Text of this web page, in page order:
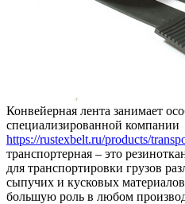
Конвейерная лента занимает
специализированной компании
https://rustexbelt.ru/products/
транспортерная – это
для транспортировки грузов
сыпучих и кусковых
большую роль в любом